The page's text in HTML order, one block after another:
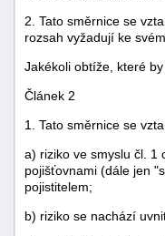
2. Tato směrnice se
rozsah vyžadují ke
Jakékoli obtíže, které
Článek 2
1. Tato směrnice se
a) riziko ve smyslu čl. 1
pojišťovnami (dále jen
pojistitelem;
b) riziko se nachází